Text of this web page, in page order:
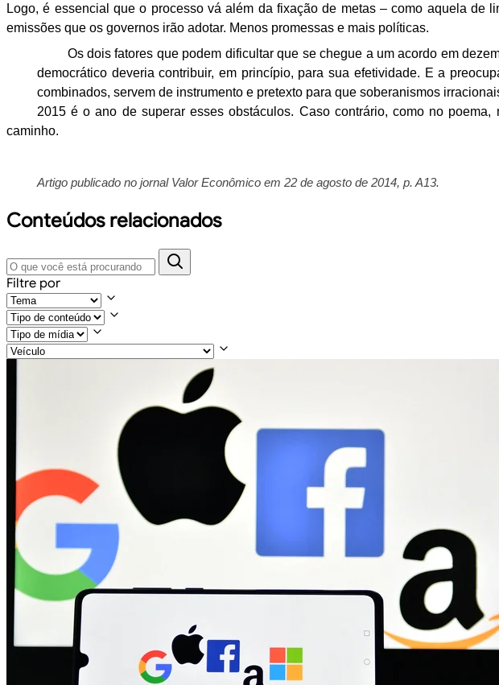
Logo, é essencial que o processo vá além da fixação de metas – como aquela de
emissões que os governos irão adotar. Menos promessas e mais políticas.
Os dois fatores que podem dificultar que se chegue a um acordo em
democráticodeveria contribuir, em princípio, para sua efetividade. E a
combinados, servem de instrumento e pretexto para quesoberanismos
2015 é o ano desuperar esses obstáculos. Caso contrário, como no
caminho.
Artigo publicado no jornal Valor Econômico em 22 de agosto de 2014, p. A13.
Conteúdos relacionados
Filtre por